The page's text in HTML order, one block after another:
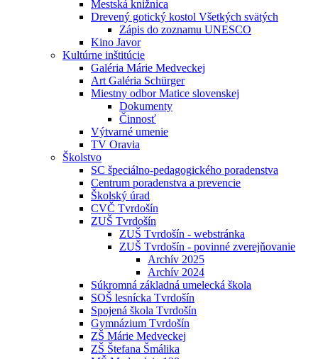
Mestská knižnica
Drevený gotický kostol Všetkých svätých
Zápis do zoznamu UNESCO
Kino Javor
Kultúrne inštitúcie
Galéria Márie Medveckej
Art Galéria Schürger
Miestny odbor Matice slovenskej
Dokumenty
Činnosť
Výtvarné umenie
TV Oravia
Školstvo
SC špeciálno-pedagogického poradenstva
Centrum poradenstva a prevencie
Školský úrad
CVČ Tvrdošín
ZUŠ Tvrdošín
ZUŠ Tvrdošín - webstránka
ZUŠ Tvrdošín - povinné zverejňovanie
Archív 2025
Archív 2024
Súkromná základná umelecká škola
SOŠ lesnícka Tvrdošín
Spojená škola Tvrdošín
Gymnázium Tvrdošín
ZŠ Márie Medveckej
ZŠ Štefana Šmálika